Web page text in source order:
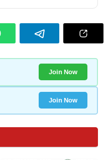
Join Now
Join Now